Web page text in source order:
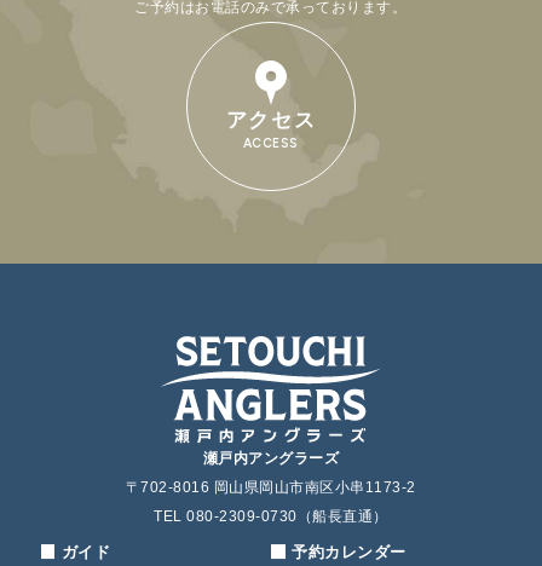
ご予約はお電話のみで承っております。
アクセス
ACCESS
瀬戸内アングラーズ
〒702-8016 岡山県岡山市南区小串1173-2
TEL 080-2309-0730（船長直通）
ガイド 予約カレンダー